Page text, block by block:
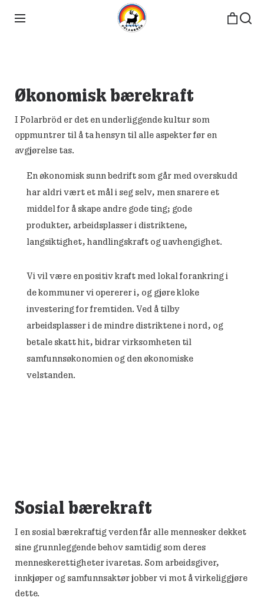
Økonomisk bærekraft
I Polarbröd er det en underliggende kultur som
oppmuntrer til å ta hensyn til alle aspekter før en
avgjørelse tas.
En økonomisk sunn bedrift som går med overskudd
har aldri vært et mål i seg selv, men snarere et
middel for å skape andre gode ting; gode
produkter, arbeidsplasser i distriktene,
langsiktighet, handlingskraft og uavhengighet.
Vi vil være en positiv kraft med lokal forankring i
de kommuner vi opererer i, og gjøre kloke
investering for fremtiden. Ved å tilby
arbeidsplasser i de mindre distriktene i nord, og
betale skatt hit, bidrar virksomheten til
samfunnsøkonomien og den økonomiske
velstanden.
Sosial bærekraft
I en sosial bærekraftig verden får alle mennesker dekket
sine grunnleggende behov samtidig som deres
menneskerettigheter ivaretas. Som arbeidsgiver,
innkjøper og samfunnsaktør jobber vi mot å virkeliggjøre
dette.